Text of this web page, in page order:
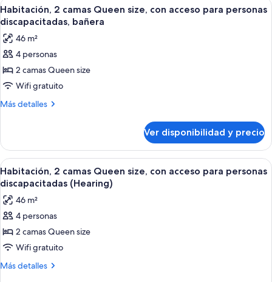
para
personas
discapacitadas
(Roll-
In
Shower)
King
size,
acceso
para
personas
discapacitadas
(Roll-
Shower)
todas
las
fotos
de
Habitación,
2
camas
con
acceso
para
personas
discapacitadas,
bañera
6
Habitación, 2 camas Queen size, con acceso para personas
discapacitadas, bañera
46 m²
4 personas
2 camas Queen size
Wifi gratuito
Más detalles
Más
2
camas
Queen
size,
acceso
para
personas
discapacitadas,
bañera
Ver disponibilidad y precio
Ver
todas
las
fotos
de
Habitación,
2
camas
Habitación de hotel con dos camas,
6
Habitación, 2 camas Queen size, con acceso para personas
discapacitadas (Hearing)
46 m²
4 personas
2 camas Queen size
Wifi gratuito
Más detalles
Más